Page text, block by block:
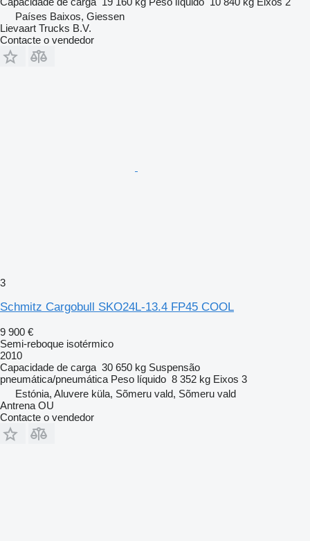
Países Baixos, Giessen
Lievaart Trucks B.V.
Contacte o vendedor
3
Schmitz Cargobull SKO24L-13.4 FP45 COOL
9 900 €
Semi-reboque isotérmico
2010
Capacidade de carga 30 650 kg Suspensão
pneumática/pneumática Peso líquido 8 352 kg Eixos 3
Estónia, Aluvere küla, Sõmeru vald, Sõmeru vald
Antrena OU
Contacte o vendedor